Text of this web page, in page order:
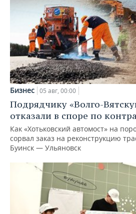
Бизнес 05 авг, 00:00
Подрядчику «Волго-
отказали в споре по
Как «Хотьковский автомост» на
сорвал заказ на реконструкцию
Буинск — Ульяновск